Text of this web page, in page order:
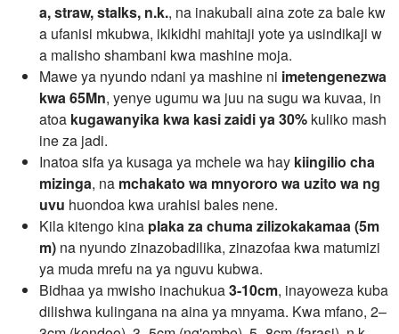
a, straw, stalks, n.k., na inakubali aina zote za bale kw
a ufanisi mkubwa, ikikidhi mahitaji yote ya usindikaji w
a malisho shambani kwa mashine moja.
Mawe ya nyundo ndani ya mashine ni imetengenezwa
kwa 65Mn, yenye ugumu wa juu na sugu wa kuvaa, in
atoa kugawanyika kwa kasi zaidi ya 30% kuliko mash
ine za jadi.
Inatoa sifa ya kusaga ya mchele wa hay kiingilio cha
mizinga, na mchakato wa mnyororo wa uzito wa ng
uvu huondoa kwa urahisi bales nene.
Kila kitengo kina plaka za chuma zilizokakamaa (5m
m) na nyundo zinazobadilika, zinazofaa kwa matumizi
ya muda mrefu na ya nguvu kubwa.
Bidhaa ya mwisho inachukua3-10cm, inayoweza kuba
dilishwa kulingana na aina ya mnyama. Kwa mfano, 2–